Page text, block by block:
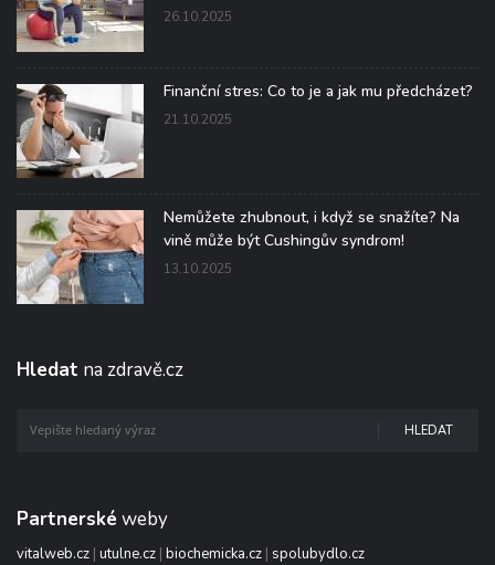
26.10.2025
Finanční stres: Co to je a jak mu předcházet?
21.10.2025
Nemůžete zhubnout, i když se snažíte? Na
vině může být Cushingův syndrom!
13.10.2025
Hledat na zdravě.cz
HLEDAT
Partnerské weby
vitalweb.cz | utulne.cz | biochemicka.cz | spolubydlo.cz